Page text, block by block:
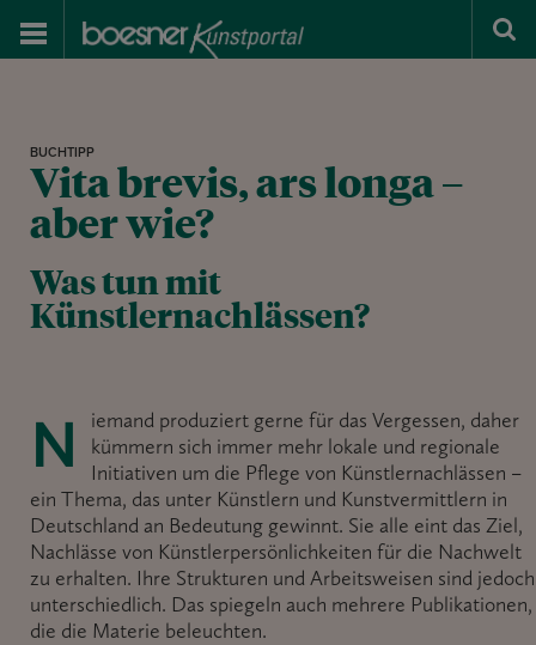
BUCHTIPP
Vita brevis, ars longa –
aber wie?
Was tun mit
Künstlernachlässen?
Niemand produziert gerne für das Vergessen, daher
kümmern sich immer mehr lokale und regionale
Initiativen um die Pflege von Künstlernachlässen –
ein Thema, das unter Künstlern und Kunstvermittlern in
Deutschland an Bedeutung gewinnt. Sie alle eint das Ziel,
Nachlässe von Künstlerpersönlichkeiten für die Nachwelt
zu erhalten. Ihre Strukturen und Arbeitsweisen sind jedoch
unterschiedlich. Das spiegeln auch mehrere Publikationen,
die die Materie beleuchten.